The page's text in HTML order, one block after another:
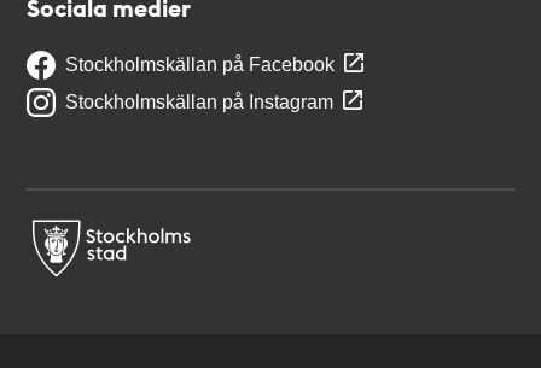
Sociala medier
Stockholmskällan på Facebook
Stockholmskällan på Instagram